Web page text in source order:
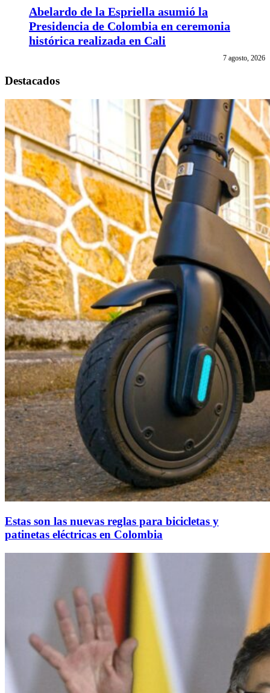
Abelardo de la Espriella asumió la
Presidencia de Colombia en ceremonia
histórica realizada en Cali
7 agosto, 2026
Destacados
Estas son las nuevas reglas para bicicletas y
patinetas eléctricas en Colombia